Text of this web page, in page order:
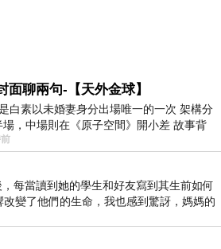
面聊兩句-【天外金球】
白素以未婚妻身分出場唯一的一次 架構分
場，中場則在《原子空間》開小差 故事背
藏境外流亡 地下組織
每當讀到她的學生和好友寫到其生前如何
變了他們的生命，我也感到驚訝，媽媽的